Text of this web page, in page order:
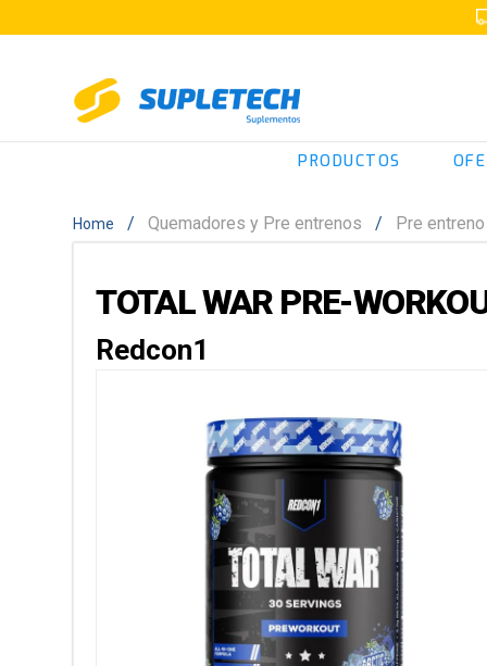
PRODUCTOS
Quemadores y Pre entrenos Pre entreno
TOTAL WAR PRE-
Redcon1